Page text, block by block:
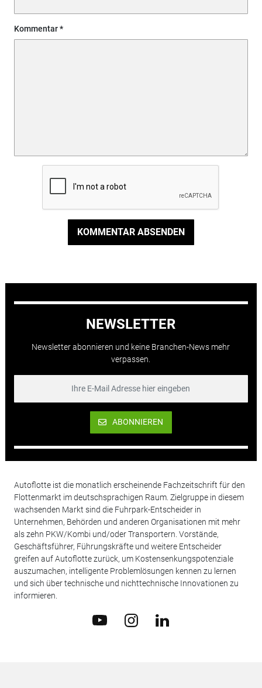
Kommentar
KOMMENTAR ABSENDEN
NEWSLETTER
Newsletter abonnieren und keine Branchen-News mehr
verpassen.
ABONNIEREN
Autoflotte ist die monatlich erscheinende Fachzeitschrift für den
Flottenmarkt im deutschsprachigen Raum. Zielgruppe in diesem
wachsenden Markt sind die Fuhrpark-Entscheider in
Unternehmen, Behörden und anderen Organisationen mit mehr
als zehn PKW/Kombi und/oder Transportern. Vorstände,
Geschäftsführer, Führungskräfte und weitere Entscheider
greifen auf Autoflotte zurück, um Kostensenkungspotenziale
auszumachen, intelligente Problemlösungen kennen zu lernen
und sich über technische und nichttechnische Innovationen zu
informieren.